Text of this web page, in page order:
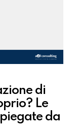
di
Le
da